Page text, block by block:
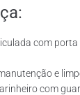
com
e
com